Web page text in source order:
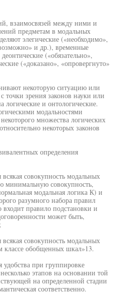
взаимосвязей между ними и
предметам в модальных
элегические («необходимо»,
и др.), временные
(«обязательно»,
(«доказано», «опровергнуто»
некоторую ситуацию или
точки зрения законов науки или
и онтологические.
модальностями
множества логических
некоторых законов
определения
совокупность модальных
минимальную совокупность,
модальная логика К) и
разумного набора правил
входит правило подстановки и
может быть,
совокупность модальных
классе обобщенных шкал»13.
при группировке
этапов на основании той
на определенной стадии
соответственно.